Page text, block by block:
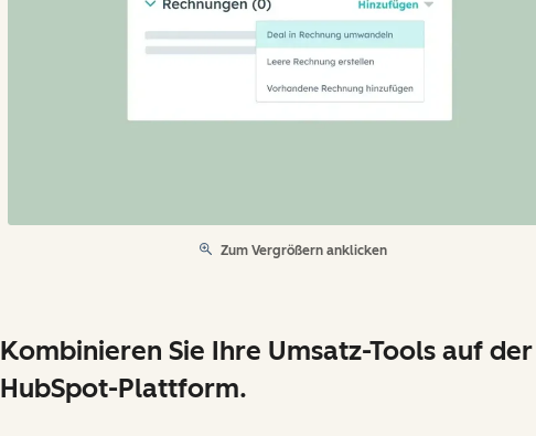
Zum Vergrößern anklicken
Kombinieren Sie Ihre Umsatz-Tools auf der
HubSpot-Plattform.